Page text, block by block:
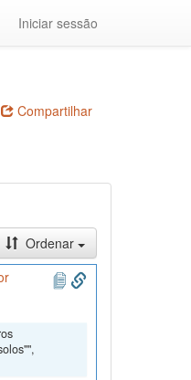
Iniciar sessão
Compartilhar
Ordenar